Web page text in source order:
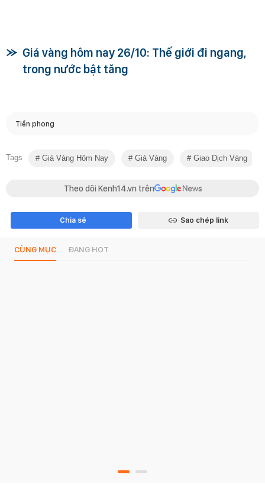
Giá vàng hôm nay 26/10: Thế giới đi ngang,
trong nước bật tăng
Tiền phong
Tags Giá Vàng Hôm Nay Giá Vàng Giao Dịch Vàng
Theo dõi Kenh14.vn trên
Chia sẻ Sao chép link
CÙNG MỤC ĐANG HOT